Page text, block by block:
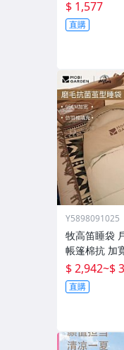
新款外
$ 1,577
直購
Y5898091025
牧高笛睡袋
帳篷棉抗 加
月防寒被子
$ 2,942~$
直購